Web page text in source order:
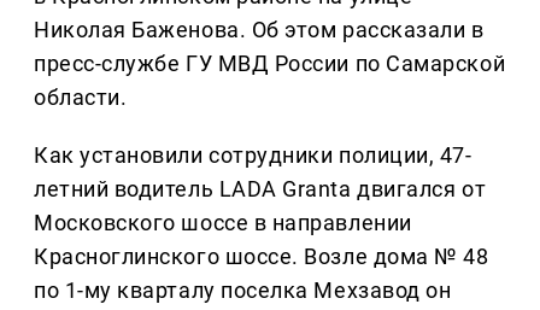
Николая Баженова. Об этом рассказали в
пресс-службе ГУ МВД России по Самарской
области.
Как установили сотрудники полиции, 47-
летний водитель LADA Granta двигался от
Московского шоссе в направлении
Красноглинского шоссе. Возле дома № 48
по 1-му кварталу поселка Мехзавод он